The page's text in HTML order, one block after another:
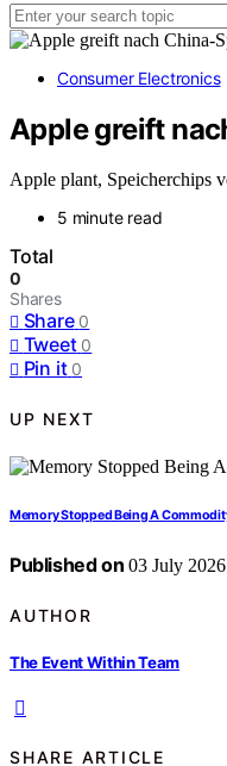
Consumer Electronics
Apple greift
Apple plant, Speicherchips
5 minute read
Total
0
Shares
Share 0
Tweet 0
Pin it 0
UP NEXT
Memory Stopped Being A
Published on 03 July 2026
AUTHOR
The Event Within Team
SHARE ARTICLE